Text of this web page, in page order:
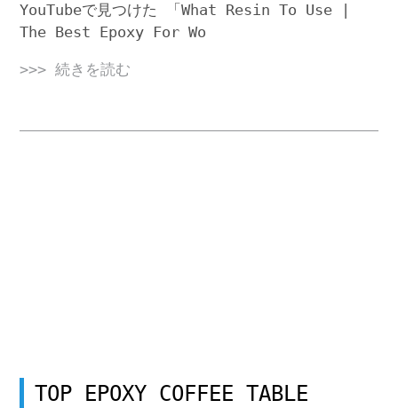
YouTubeで見つけた 「What Resin To Use |
The Best Epoxy For Wo
>>> 続きを読む
TOP EPOXY COFFEE TABLE